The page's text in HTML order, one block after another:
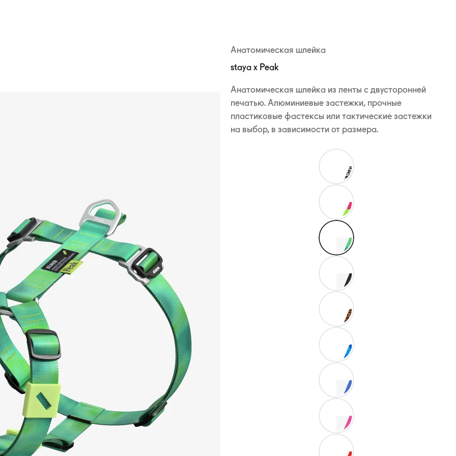
Анатомическая шлейка
staya x Peak
Анатомическая шлейка из ленты с двусторонней
печатью. Алюминиевые застежки, прочные
пластиковые фастексы или тактические застежки
на выбор, в зависимости от размера.